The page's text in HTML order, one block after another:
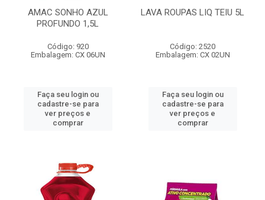
AMAC SONHO AZUL
PROFUNDO 1,5L
Código: 920
Embalagem: CX 06UN
Faça seu login ou
cadastre-se para
ver preços e
comprar
LAVA ROUPAS LIQ TEIU 5L
Código: 2520
Embalagem: CX 02UN
Faça seu login ou
cadastre-se para
ver preços e
comprar